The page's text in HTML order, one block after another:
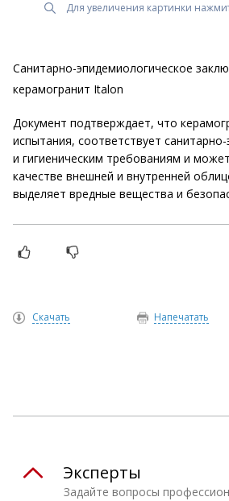
Для увеличения картинки
Санитарно-эпидемиологическое
керамогранит Italon
Документ подтверждает, что
испытания, соответствует
и гигиеническим требованиям и
качестве внешней и внутренней
выделяет вредные вещества и
Напечатать
Скачать
Задайте вопросы
Эксперты